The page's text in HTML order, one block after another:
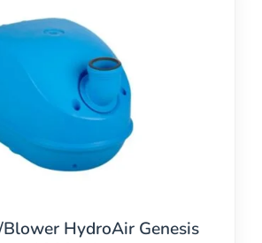
HydroAir Genesis